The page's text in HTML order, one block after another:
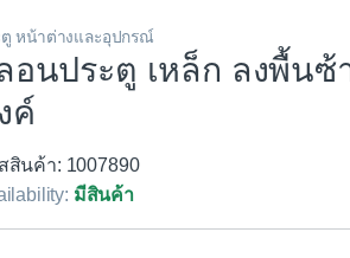
หน้าต่างและอุปกรณ์
อนประตู เหล็ก ลงพื้นซ้
ค์
สินค้า: 1007890
มีสินค้า